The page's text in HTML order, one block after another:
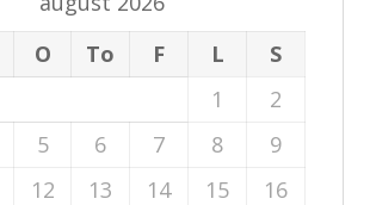
O To F L
S
1
2
5 6 7 8
9
12 13 14 15
16